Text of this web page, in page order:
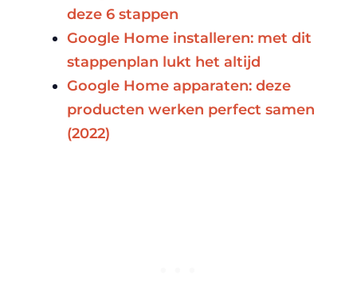
deze 6 stappen
Google Home installeren: met dit
stappenplan lukt het altijd
Google Home apparaten: deze
producten werken perfect samen
(2022)